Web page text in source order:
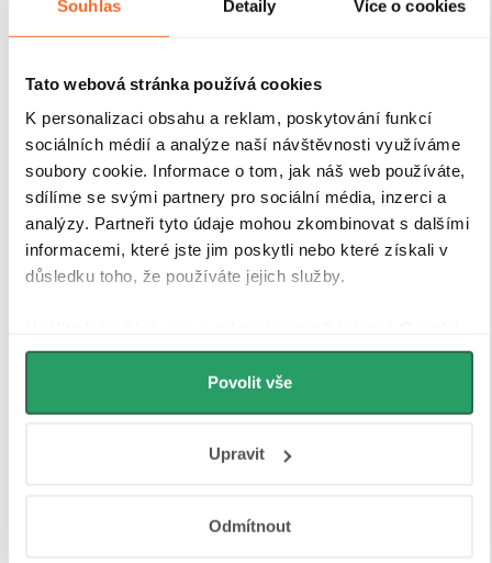
Souhlas Detaily Více o cookies
Tato webová stránka používá cookies
K personalizaci obsahu a reklam, poskytování funkcí
sociálních médií a analýze naší návštěvnosti využíváme
soubory cookie. Informace o tom, jak náš web používáte,
sdílíme se svými partnery pro sociální média, inzerci a
analýzy. Partneři tyto údaje mohou zkombinovat s dalšími
informacemi, které jste jim poskytli nebo které získali v
důsledku toho, že používáte jejich služby.
můžeme používat cookies pro analytiku a
personalizovanou reklamu. Jak Google zpracovává
osobní údaje najdete na stránkách
Povolit vše
Upravit
Odmítnout